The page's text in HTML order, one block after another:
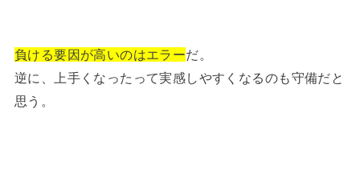
負ける要因が高いのはエラーだ。
逆に、上手くなったって実感しやすくなるのも守備だと
思う。